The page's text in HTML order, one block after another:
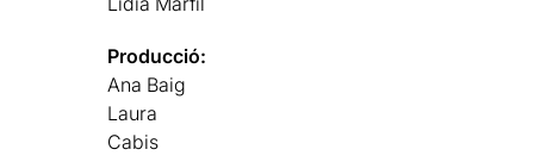
Producció:
Ana Baig
Laura
Cabis